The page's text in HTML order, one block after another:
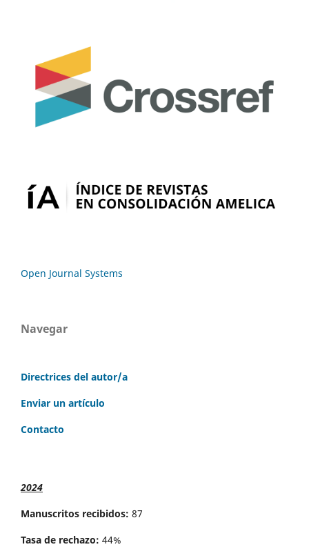
Open Journal Systems
Navegar
Directrices del autor/a
Enviar un artículo
Contacto
2024
Manuscritos recibidos: 87
Tasa de rechazo: 44%